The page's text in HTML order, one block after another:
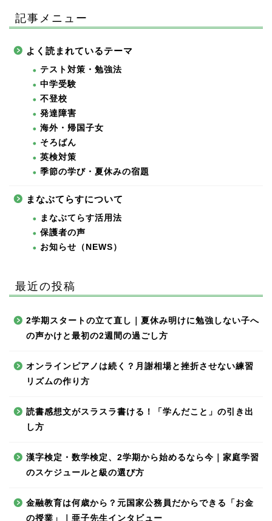
記事メニュー
よく読まれているテーマ
テスト対策・勉強法
中学受験
不登校
発達障害
海外・帰国子女
そろばん
英検対策
季節の学び・夏休みの宿題
まなぶてらすについて
まなぶてらす活用法
保護者の声
お知らせ（NEWS）
最近の投稿
2学期スタートの立て直し｜夏休み明けに勉強しない子へ
の声かけと最初の2週間の過ごし方
オンラインピアノは続く？月謝相場と挫折させない練習
リズムの作り方
読書感想文がスラスラ書ける！「学んだこと」の引き出
し方
漢字検定・数学検定、2学期から始めるなら今｜家庭学習
のスケジュールと級の選び方
金融教育は何歳から？元国家公務員だからできる「お金
の授業」｜亜子先生インタビュー